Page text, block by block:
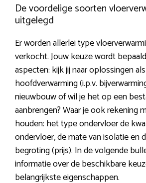
De voordelige soorten
uitgelegd
Er worden allerlei type
verkocht. Jouw keuze wordt
aspecten: kijk jij naar oplossingen als
hoofdverwarming (i.p.v.
nieuwbouw of wil je het op een
aanbrengen? Waar je ook rekening
houden: het type ondervloer de
ondervloer, de mate van isolatie en
begroting (prijs). In de volgende
informatie over de beschikbare
belangrijkste eigenschappen.